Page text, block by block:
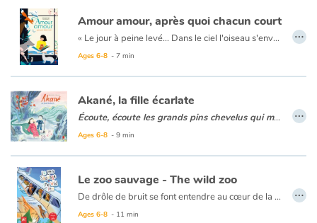
Amour amour, après quoi chacun court
« Le jour à peine levé... Dans le ciel l'oiseau s'envole déjà vers qui le cajolera »
Ages 6-8 - 7 min
…
Akané, la fille écarlate
Écoute, écoute les grands pins chevelus qui murmurent la légende de la fille écarlate...
Ages 6-8 - 9 min
…
Le zoo sauvage - The wild zoo
De drôle de bruit se font entendre au cœur de la forêt... on dirait des bruits de bêtes sauvages
Ages 6-8 - 11 min
…